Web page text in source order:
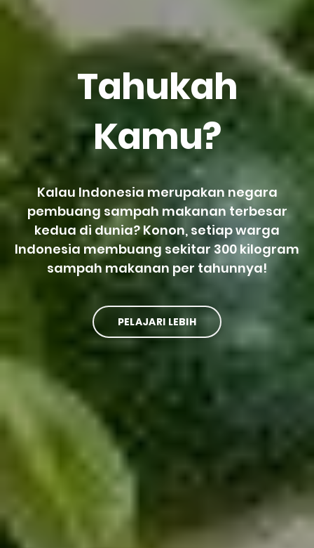
Tahukah
Kamu?
Kalau Indonesia merupakan negara
pembuang sampah makanan terbesar
kedua di dunia? Konon, setiap warga
Indonesia membuang sekitar 300 kilogram
sampah makanan per tahunnya!
PELAJARI LEBIH